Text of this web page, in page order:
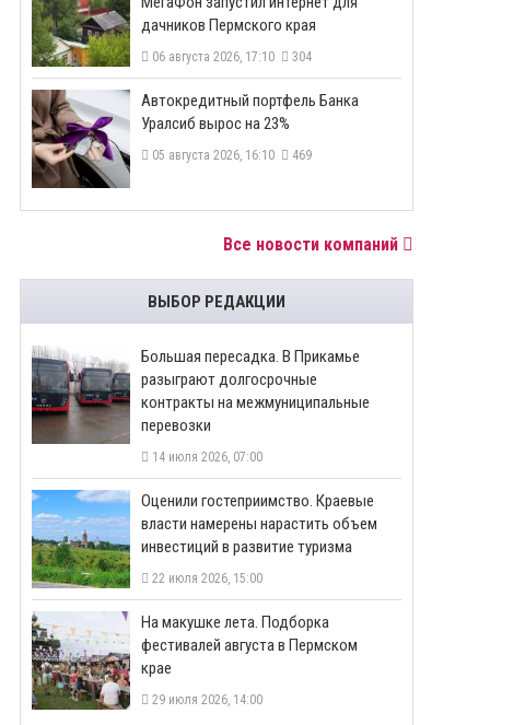
дачников Пермского края
06 августа 2026, 17:10 304
​Автокредитный портфель Банка
Уралсиб вырос на 23%
05 августа 2026, 16:10 469
Все новости компаний
ВЫБОР РЕДАКЦИИ
Большая пересадка. В Прикамье
разыграют долгосрочные
контракты на межмуниципальные
перевозки
14 июля 2026, 07:00
Оценили гостеприимство. Краевые
власти намерены нарастить объем
инвестиций в развитие туризма
22 июля 2026, 15:00
На макушке лета. Подборка
фестивалей августа в Пермском
крае
29 июля 2026, 14:00